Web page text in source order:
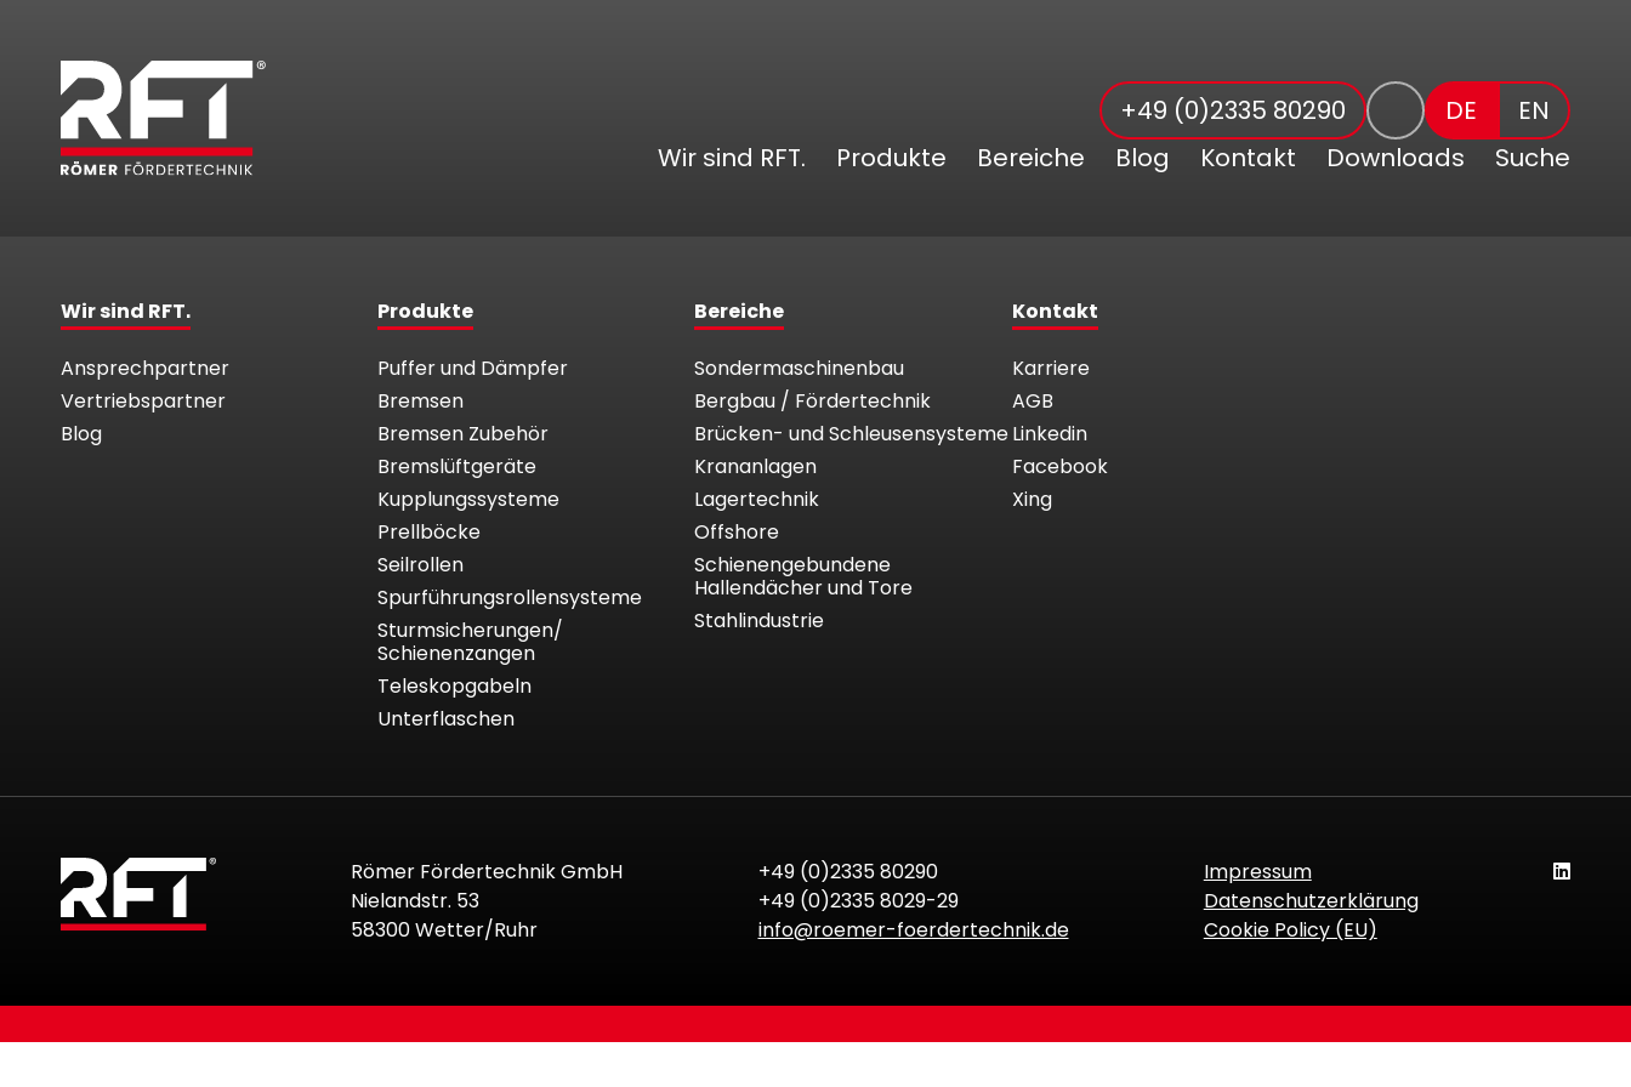
+49 (0)2335 80290 DE
EN
Wir sind RFT.
Produkte Bereiche Blog Kontakt Downloads Suche
Wir sind RFT.
Ansprechpartner
Vertriebspartner
Blog
Produkte
Puffer und Dämpfer
Bremsen
Bremsen Zubehör
Bremslüftgeräte
Kupplungssysteme
Prellböcke
Seilrollen
Spurführungsrollensysteme
Sturmsicherungen/
Schienenzangen
Teleskopgabeln
Unterflaschen
Bereiche
Sondermaschinenbau
Bergbau / Fördertechnik
Brücken- und Schleusensysteme
Krananlagen
Lagertechnik
Offshore
Schienengebundene
Hallendächer und Tore
Stahlindustrie
Kontakt
Karriere
AGB
Linkedin
Facebook
Xing
Römer Fördertechnik GmbH
Nielandstr. 53
58300 Wetter/Ruhr
+49 (0)2335 80290
+49 (0)2335 8029-29
info@roemer-foerdertechnik.de
Impressum
Datenschutzerklärung
Cookie Policy (EU)